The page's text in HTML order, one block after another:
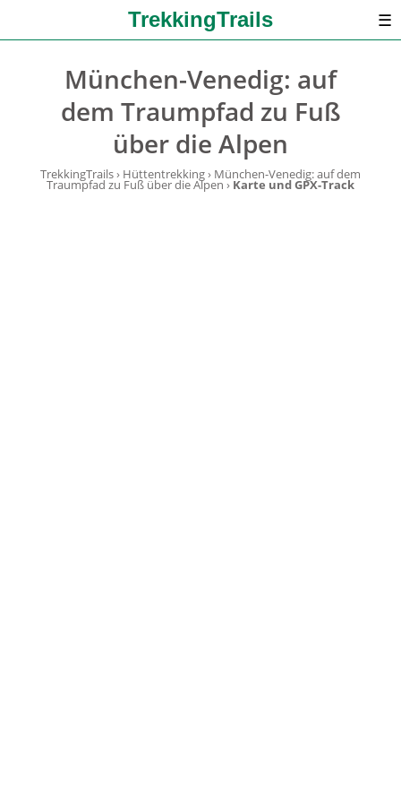
TrekkingTrails ☰
München-Venedig: auf
dem Traumpfad zu Fuß
über die Alpen
TrekkingTrails› Hüttentrekking› München-Venedig: auf dem
Traumpfad zu Fuß über die Alpen › Karte und GPX-Track